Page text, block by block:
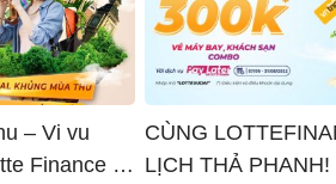
– Vi vu
Finance x
CÙNG
LỊCH THẢ PHANH!